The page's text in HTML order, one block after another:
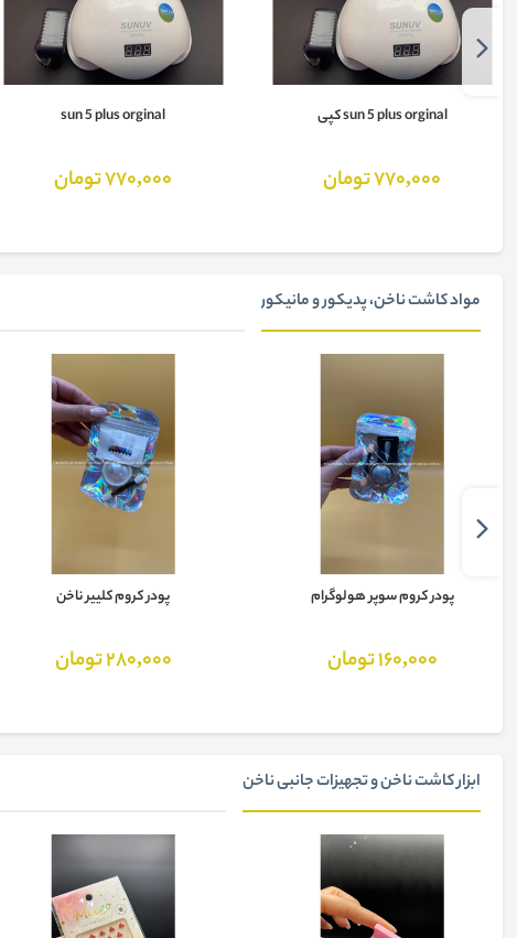
sun 5 plus orginal کپی
770,000 تومان
sun 5 plus orginal
770,000 تومان
مواد کاشت ناخن، پدیکور و مانیکور
پودر کروم سوپر هولوگرام
160,000 تومان
پودر کروم کلییر ناخن
280,000 تومان
ابزار کاشت ناخن و تجهیزات جانبی ناخن